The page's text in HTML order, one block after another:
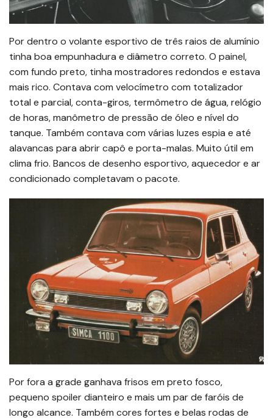
Por dentro o volante esportivo de três raios de alumínio
tinha boa empunhadura e diâmetro correto. O painel,
com fundo preto, tinha mostradores redondos e estava
mais rico. Contava com velocímetro com totalizador
total e parcial, conta-giros, termômetro de água, relógio
de horas, manômetro de pressão de óleo e nível do
tanque. Também contava com várias luzes espia e até
alavancas para abrir capô e porta-malas. Muito útil em
clima frio. Bancos de desenho esportivo, aquecedor e ar
condicionado completavam o pacote.
Por fora a grade ganhava frisos em preto fosco,
pequeno spoiler dianteiro e mais um par de faróis de
longo alcance. Também cores fortes e belas rodas de